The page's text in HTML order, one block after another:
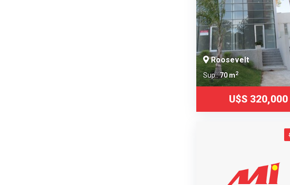
Roosevelt
Sup.:70 m2
U$S 320,000